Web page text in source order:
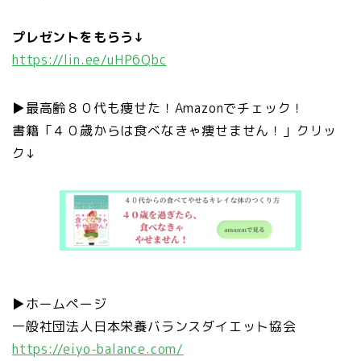
プレゼントをもらう↓
https://lin.ee/uHP6Qbc
▶︎最高齢８０代も痩せた！ Amazonでチェック！
書籍「４０歳からは食べなきゃ痩せません！」クリッ
ク↓
▶︎ホームページ
一般社団法人日本栄養バランスダイエット協会
https://eiyo-balance.com/